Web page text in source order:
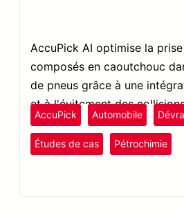
AccuPick AI optimise la
composés en caoutchouc
de pneus grâce à une
et à l'évitement des
une meilleure manutention
AccuPick Automobile
Études de cas Pétrochimie